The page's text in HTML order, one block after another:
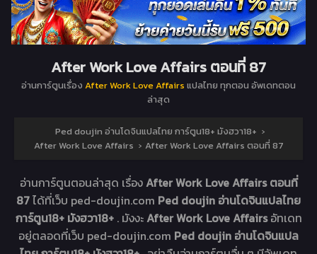
After Work Love Affairs ตอนที่ 87
อ่านการ์ตูนเรื่อง After Work Love Affairs แปลไทย ทุกตอน อัพเดทตอน
ล่าสุด
Ped doujin อ่านโดจินแปลไทย การ์ตูน18+ มังฮวา18+ ›
After Work Love Affairs › After Work Love Affairs ตอนที่ 87
อ่านการ์ตูนตอนล่าสุด เรื่องAfter Work Love Affairs ตอนที่
87ได้ที่เว็บ ped-doujin.com Ped doujin อ่านโดจินแปลไทย
การ์ตูน18+ มังฮวา18+ . มังงะAfter Work Love Affairsอัทเดท
อยู่ตลอดที่เว็บ ped-doujin.com Ped doujin อ่านโดจินแปล